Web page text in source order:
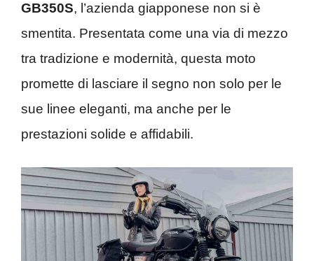
GB350S, l’azienda giapponese non si è
smentita. Presentata come una via di mezzo
tra tradizione e modernità, questa moto
promette di lasciare il segno non solo per le
sue linee eleganti, ma anche per le
prestazioni solide e affidabili.